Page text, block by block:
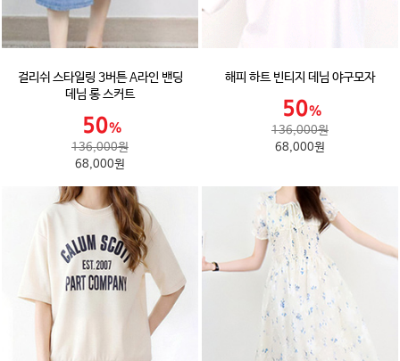
걸리쉬 스타일링 3버튼 A라인 밴딩
데님 롱 스커트
136,000원
68,000원
해피 하트 빈티지 데님 야구모자
136,000원
68,000원